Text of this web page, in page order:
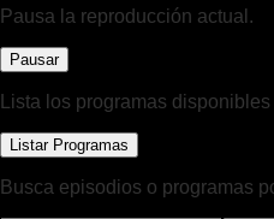
Pausa la reproducción actual.
Pausar
Lista los programas
Listar Programas
Busca episodios o programas